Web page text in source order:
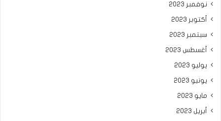
نوفمبر 2023
أكتوبر 2023
سبتمبر 2023
أغسطس 2023
يوليو 2023
يونيو 2023
مايو 2023
أبريل 2023